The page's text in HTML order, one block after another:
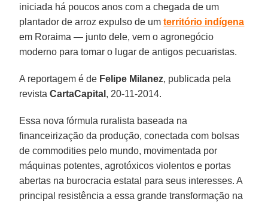
iniciada há poucos anos com a chegada de um
plantador de arroz expulso de umterritório indígena
em Roraima — junto dele, vem o agronegócio
moderno para tomar o lugar de antigos pecuaristas.
A reportagem é de Felipe Milanez, publicada pela
revistaCartaCapital , 20-11-2014.
Essa nova fórmula ruralista baseada na
financeirização da produção, conectada com bolsas
de commodities pelo mundo, movimentada por
máquinas potentes, agrotóxicos violentos e portas
abertas na burocracia estatal para seus interesses. A
principal resistência a essa grande transformação na